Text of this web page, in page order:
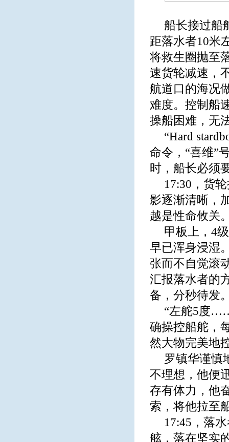
船长接过船
距落水者10米
将救生圈抛至
速货轮减速，
航道口的海况
难度。控制船
操船困难，无
“Hard
命令，“喜维”
时，船长必须
17:30，货
影逐渐清晰，
越是性命攸关
甲板上，4
早已浑身浸湿
张而不自觉滚
汇报落水者的
备，分秒待发
“左舵5度
确操控船舵，
然大物完美地
罗镇华谨慎
不理想，他便
存有体力，他
索，将他拉至
17:45，落
舷，落在坚实